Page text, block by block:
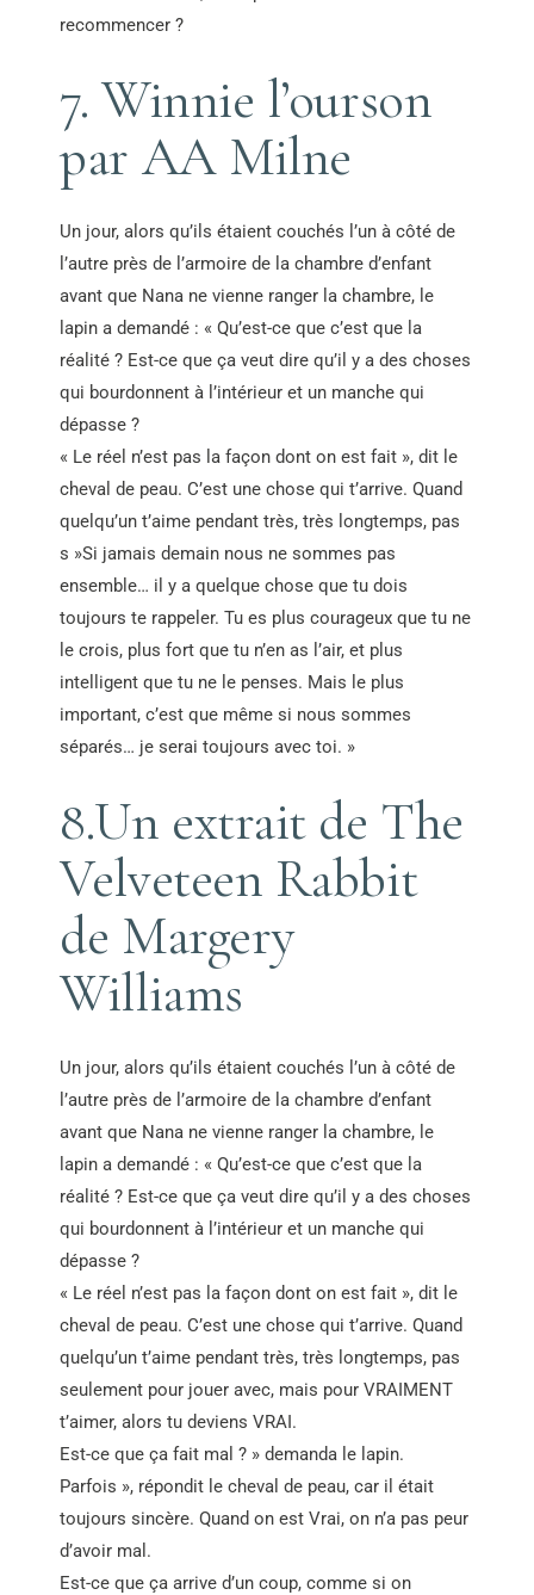
recommencer ?
7. Winnie l’ourson
par AA Milne
Un jour, alors qu’ils étaient couchés l’un à côté de
l’autre près de l’armoire de la chambre d’enfant
avant que Nana ne vienne ranger la chambre, le
lapin a demandé : « Qu’est-ce que c’est que la
réalité ? Est-ce que ça veut dire qu’il y a des choses
qui bourdonnent à l’intérieur et un manche qui
dépasse ?
« Le réel n’est pas la façon dont on est fait », dit le
cheval de peau. C’est une chose qui t’arrive. Quand
quelqu’un t’aime pendant très, très longtemps, pas
s »Si jamais demain nous ne sommes pas
ensemble… il y a quelque chose que tu dois
toujours te rappeler. Tu es plus courageux que tu ne
le crois, plus fort que tu n’en as l’air, et plus
intelligent que tu ne le penses. Mais le plus
important, c’est que même si nous sommes
séparés… je serai toujours avec toi. »
8.Un extrait de The
Velveteen Rabbit
de Margery
Williams
Un jour, alors qu’ils étaient couchés l’un à côté de
l’autre près de l’armoire de la chambre d’enfant
avant que Nana ne vienne ranger la chambre, le
lapin a demandé : « Qu’est-ce que c’est que la
réalité ? Est-ce que ça veut dire qu’il y a des choses
qui bourdonnent à l’intérieur et un manche qui
dépasse ?
« Le réel n’est pas la façon dont on est fait », dit le
cheval de peau. C’est une chose qui t’arrive. Quand
quelqu’un t’aime pendant très, très longtemps, pas
seulement pour jouer avec, mais pour VRAIMENT
t’aimer, alors tu deviens VRAI.
Est-ce que ça fait mal ? » demanda le lapin.
Parfois », répondit le cheval de peau, car il était
toujours sincère. Quand on est Vrai, on n’a pas peur
d’avoir mal.
Est-ce que ça arrive d’un coup, comme si on